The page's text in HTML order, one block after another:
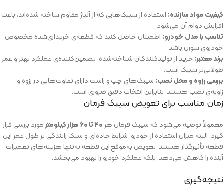
کیفیت مواد سازنده: استفاده از سیبک‌هایی که از آلیاژ مقاوم ساخته شده‌اند، باعث
افزایش دوام آن می‌شود.
تناسب با مدل خودرو: اطمینان حاصل کنید که قطعه‌ی خریداری‌شده مخصوص
خودروی سورن باشد.
برند معتبر: خرید از تولیدکنندگان شناخته‌شده، تضمین‌کننده‌ی عملکرد بهتر و عمر
طولانی‌تر سیبک است.
بررسی رزوه و محل نصب: سیبک‌های چپ و راست دارای تفاوت‌هایی در رزوه و
زاویه‌ی نصب هستند، بنابراین انتخاب دقیق ضروری است.
زمان مناسب برای تعویض سیبک فرمان
معمولاً توصیه می‌شود که سیبک فرمان هر ۴۰ تا ۶۰ هزار کیلومتر
مورد بررسی قرار
گیرد. البته میزان استفاده از خودرو، شرایط جاده‌ای و سبک رانندگی بر طول عمر این
قطعه تأثیرگذار هستند. تعویض به‌موقع این قطعه نه‌تنها هزینه‌های تعمیرات
آینده را کاهش می‌دهد، بلکه عملکرد خودرو را بهبود می‌بخشد.
نتیجه‌گیری